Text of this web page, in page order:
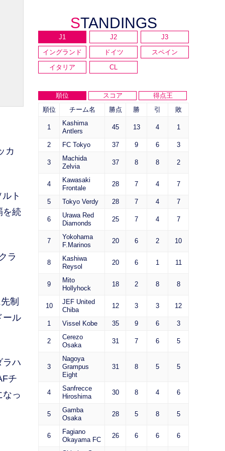
カ
ト
を続
ラ
制
ール
ラハ
チ
なっ
STANDINGS
J1 J2
J3
イングランド
ドイツ
スペイン
イタリア
CL
順位 スコア
得点王
順位
チーム名 勝点 勝 引 敗
1
Kashima
Antlers
45 13 4 1
2 FC Tokyo 37 9 6 3
3
Machida
Zelvia
37 8 8 2
4
Kawasaki
Frontale
28 7 4 7
5 Tokyo Verdy 28 7 4 7
6
Urawa Red
Diamonds
25 7 4 7
7
Yokohama
F.Marinos
20 6 2 10
8
Kashiwa
Reysol
20 6 1 11
9
Mito
Hollyhock
18 2 8 8
10
JEF United
Chiba
12 3 3 12
1 Vissel Kobe 35 9 6 3
2
Cerezo
Osaka
31 7 6 5
3
Nagoya
Grampus
Eight
31 8 5 5
4
Sanfrecce
Hiroshima
30 8 4 6
5
Gamba
Osaka
28 5 8 5
6
Fagiano
Okayama FC
26 6 6 6